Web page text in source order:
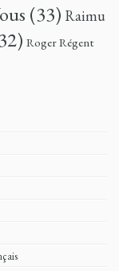
(33) Raimu
Roger Régent